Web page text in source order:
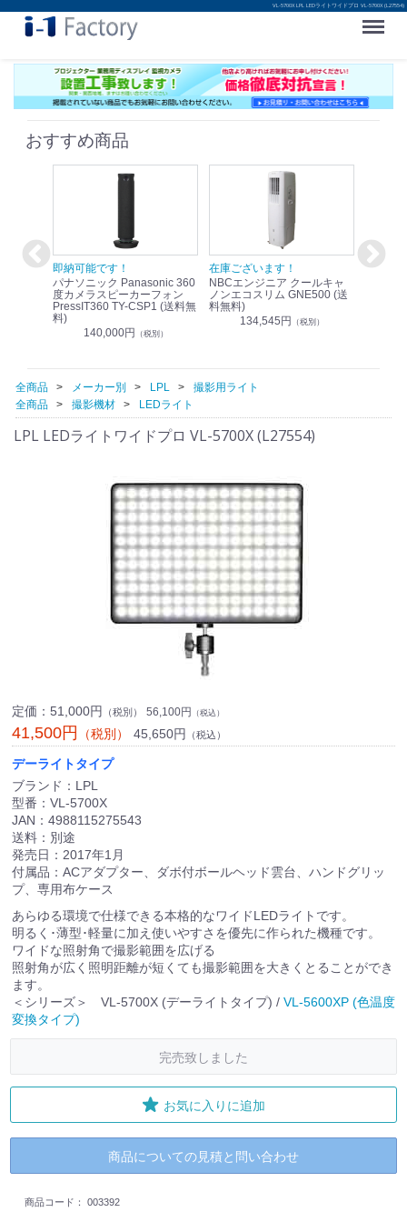
VL-5700X LPL LEDライトワイドプロ VL-5700X (L27554)
Menu
おすすめ商品
即納可能です！
パナソニック Panasonic 360
度カメラスピーカーフォン
PressIT360 TY-CSP1 (送料無
料)
140,000円 （税別）
在庫ございます！
NBCエンジニア クールキャ
ノンエコスリム GNE500 (送
料無料)
134,545円 （税別）
即納可
全商品 メーカー別 LPL
撮影用ライト
全商品
撮影機材 LEDライト
LPL LEDライトワイドプロ VL-5700X (L27554)
定価： 51,000円 （税別） 56,100円 （税込）
41,500円 （税別） 45,650円 （税込）
デーライトタイプ
ブランド：LPL
型番：VL-5700X
JAN：4988115275543
送料：別途
発売日：2017年1月
付属品：ACアダプター、ダボ付ボールヘッド雲台、ハンドグリッ
プ、専用布ケース
あらゆる環境で仕様できる本格的なワイドLEDライトです。
明るく･薄型･軽量に加え使いやすさを優先に作られた機種です。
ワイドな照射角で撮影範囲を広げる
照射角が広く照明距離が短くても撮影範囲を大きくとることができ
ます。
＜シリーズ＞ VL-5700X (デーライトタイプ) / VL-5600XP (色温度
変換タイプ)
完売致しました
お気に入りに追加
商品についての見積と問い合わせ
商品コード： 003392